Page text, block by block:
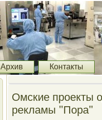
Архив Контакты
Омские проекты
рекламы "Пора"